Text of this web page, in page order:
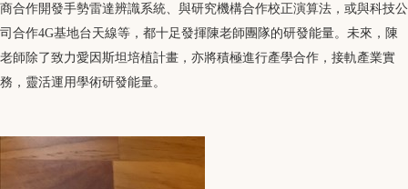
商合作開發手勢雷達辨識系統、與研究機構合作校正演算法，或與科技公
司合作4G基地台天線等，都十足發揮陳老師團隊的研發能量。未來，陳
老師除了致力愛因斯坦培植計畫，亦將積極進行產學合作，接軌產業實
務，靈活運用學術研發能量。